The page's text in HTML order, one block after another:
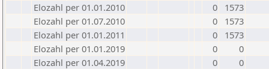
Elozahl per 01.01.2010
0
1573
Elozahl per 01.07.2010
0
1573
Elozahl per 01.01.2011
0
1573
Elozahl per 01.01.2019
0
0
Elozahl per 01.04.2019
0
0